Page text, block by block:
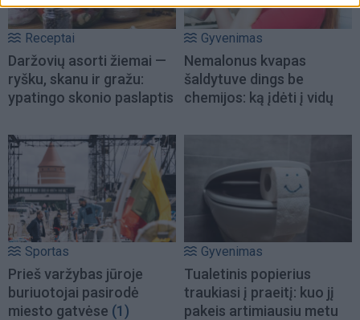
Receptai
Daržovių asorti žiemai —
ryšku, skanu ir gražu:
ypatingo skonio paslaptis
Gyvenimas
Nemalonus kvapas
šaldytuve dings be
chemijos: ką įdėti į vidų
Sportas
Prieš varžybas jūroje
buriuotojai pasirodė
miesto gatvėse (1)
Gyvenimas
Tualetinis popierius
traukiasi į praeitį: kuo jį
pakeis artimiausiu metu